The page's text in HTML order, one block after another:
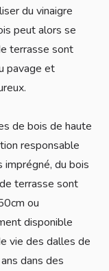
du vinaigre
peut alors se
terrasse sont
pavage et
de bois de haute
responsable
imprégné, du bois
terrasse sont
ou
disponible
vie des dalles de
dans des